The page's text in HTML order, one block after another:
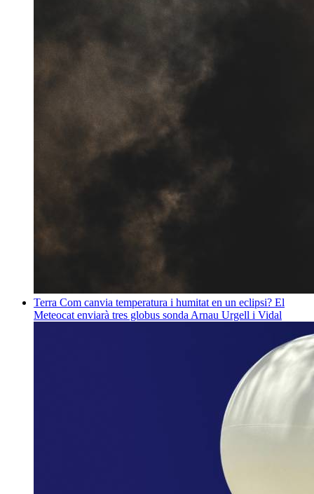
Terra Com canvia temperatura i humitat en un eclipsi? El
Meteocat enviarà tres globus sonda Arnau Urgell i Vidal